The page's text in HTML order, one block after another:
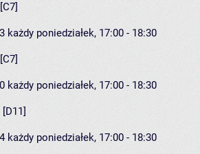
każdy poniedziałek, 17:00 - 18:30
każdy poniedziałek, 17:00 - 18:30
[D11]
każdy poniedziałek, 17:00 - 18:30